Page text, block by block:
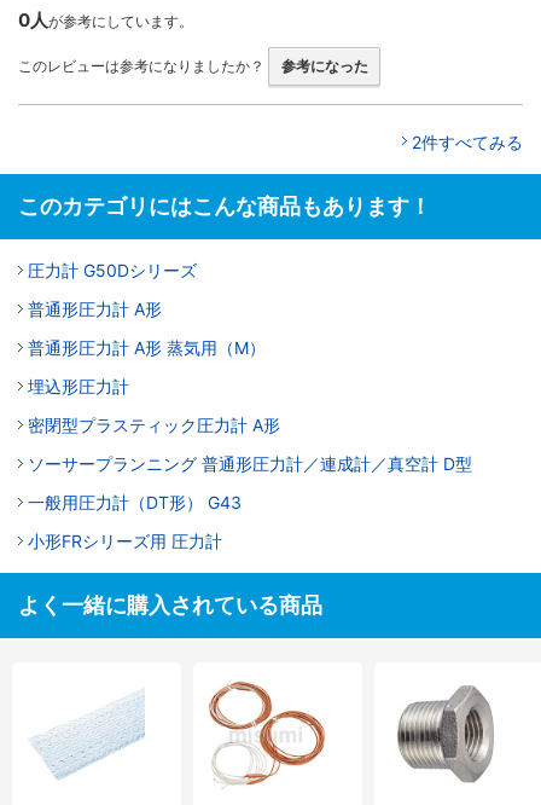
0人が参考にしています。
このレビューは参考になりましたか？ 参考になった
2件すべてみる
このカテゴリにはこんな商品もあります！
圧力計 G50Dシリーズ
普通形圧力計 A形
普通形圧力計 A形 蒸気用（M）
埋込形圧力計
密閉型プラスティック圧力計 A形
ソーサープランニング 普通形圧力計／連成計／真空計 D型
一般用圧力計（DT形） G43
小形FRシリーズ用 圧力計
よく一緒に購入されている商品